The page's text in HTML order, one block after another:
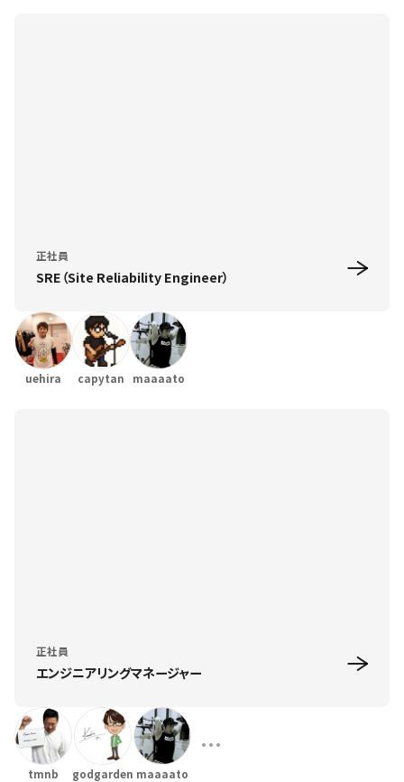
正社員
SRE（Site Reliability Engineer）
uehira capytan maaaato
正社員
エンジニアリングマネージャー
tmnb godgarden maaaato